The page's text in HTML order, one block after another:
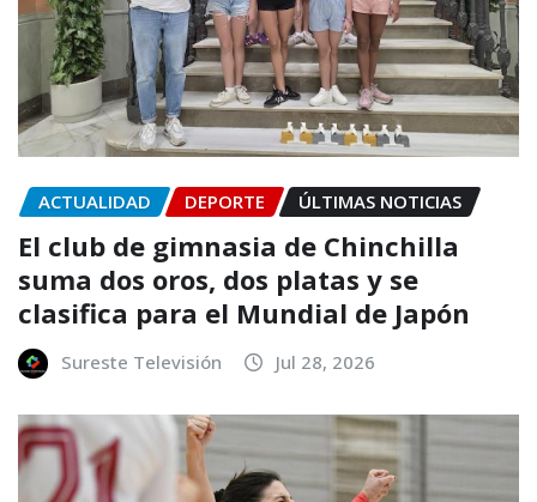
ACTUALIDAD DEPORTE ÚLTIMAS NOTICIAS
El club de gimnasia de Chinchilla
suma dos oros, dos platas y se
clasifica para el Mundial de Japón
Sureste Televisión Jul 28, 2026